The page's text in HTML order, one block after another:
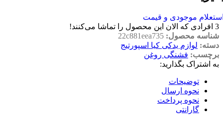
موجودی و قیمت
3 افرادی که الان این محصول را تماشا می‌کنند!
شناسه محصول: 22c881eea735
دسته: لوازم یدکی کیا اسپورتیج
برچسب: فشنگی روغن
به اشتراک بگذارید:
توضیحات
نحوه ارسال
نحوه پرداخت
گارانتی